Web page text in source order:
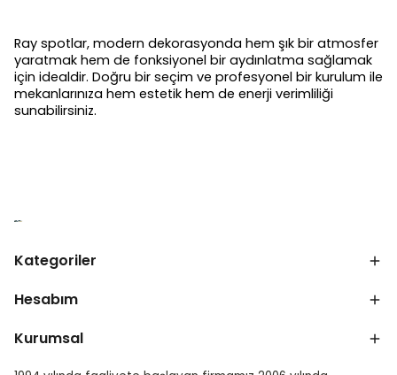
Ray spotlar, modern dekorasyonda hem şık bir atmosfer
yaratmak hem de fonksiyonel bir aydınlatma sağlamak
için idealdir. Doğru bir seçim ve profesyonel bir kurulum ile
mekanlarınıza hem estetik hem de enerji verimliliği
sunabilirsiniz.
Kategoriler
Hesabım
Kurumsal